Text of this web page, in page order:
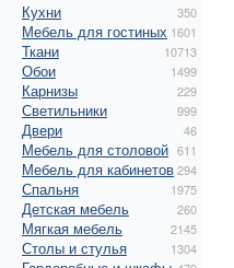
Кухни 350
Мебель для гостиных 1601
Ткани 10713
Обои 1499
Карнизы 229
Светильники 999
Двери 46
Мебель для столовой 611
Мебель для кабинетов294
Спальня 1975
Детская мебель 260
Мягкая мебель 2145
Столы и стулья 1304